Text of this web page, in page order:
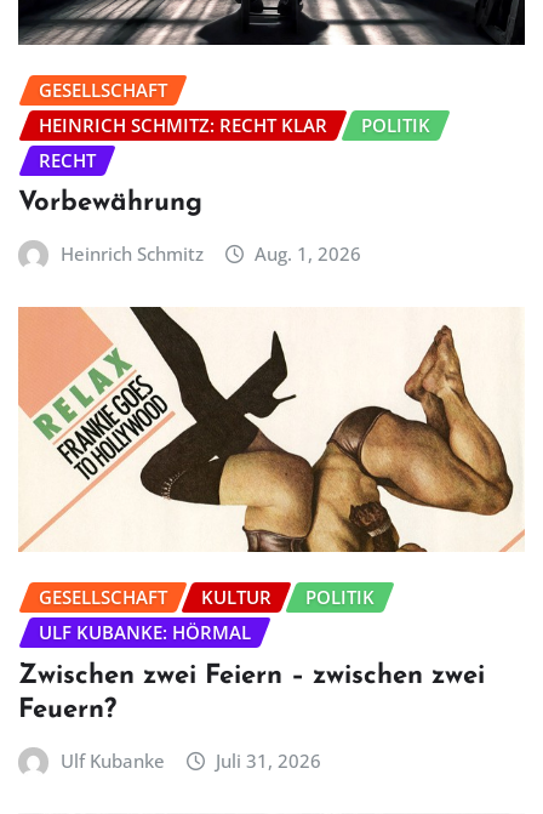
GESELLSCHAFT
HEINRICH SCHMITZ: RECHT KLAR
POLITIK
RECHT
Vorbewährung
Heinrich Schmitz Aug. 1, 2026
GESELLSCHAFT KULTUR
POLITIK
ULF KUBANKE: HÖRMAL
Zwischen zwei Feiern – zwischen zwei
Feuern?
Ulf Kubanke Juli 31, 2026